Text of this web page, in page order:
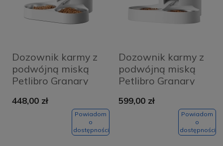
Dozownik karmy z
podwójną miską
Petlibro Granary
- White
448,00 zł
Powiadom
o
dostępności
Dozownik karmy z
podwójną miską
Petlibro Granary
White
599,00 zł
Powiadom
o
dostępności